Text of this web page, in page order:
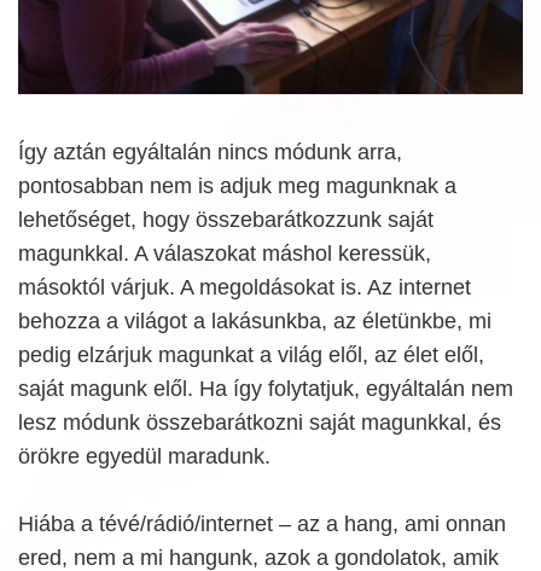
Így aztán egyáltalán nincs módunk arra,
pontosabban nem is adjuk meg magunknak a
lehetőséget, hogy összebarátkozzunk saját
magunkkal. A válaszokat máshol keressük,
másoktól várjuk. A megoldásokat is. Az internet
behozza a világot a lakásunkba, az életünkbe, mi
pedig elzárjuk magunkat a világ elől, az élet elől,
saját magunk elől. Ha így folytatjuk, egyáltalán nem
lesz módunk összebarátkozni saját magunkkal, és
örökre egyedül maradunk.
Hiába a tévé/rádió/internet – az a hang, ami onnan
ered, nem a mi hangunk, azok a gondolatok, amik